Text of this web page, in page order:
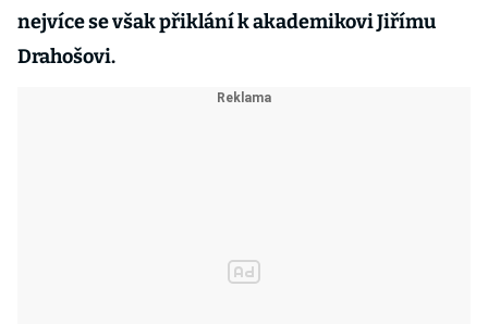
nejvíce se však přiklání k akademikovi Jiřímu
Drahošovi.